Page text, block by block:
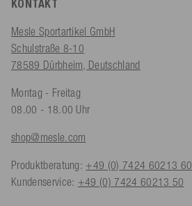
KONTAKT
Mesle Sportartikel GmbH
Schulstraße 8-10
78589 Dürbheim, Deutschland
Montag - Freitag
08.00 - 18.00 Uhr
shop@mesle.com
Produktberatung: +49 (0) 7424 60213 60
Kundenservice: +49 (0) 7424 60213 50